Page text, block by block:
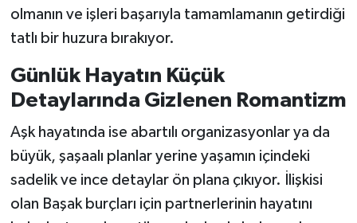
olmanın ve işleri başarıyla tamamlamanın getirdiği
tatlı bir huzura bırakıyor.
Günlük Hayatın Küçük
Detaylarında Gizlenen Romantizm
Aşk hayatında ise abartılı organizasyonlar ya da
büyük, şaşaalı planlar yerine yaşamın içindeki
sadelik ve ince detaylar ön plana çıkıyor. İlişkisi
olan Başak burçları için partnerlerinin hayatını